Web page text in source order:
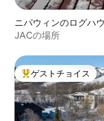
ニパウィンのログハ
JACの場所
大好評のゲストチョ
ゲストチョイス